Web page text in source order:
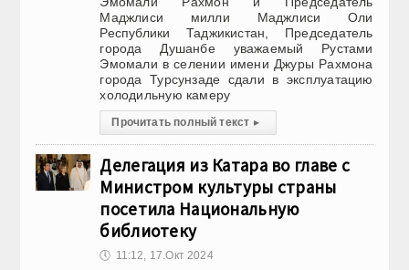
Маджлиси милли Маджлиси Оли
Республики Таджикистан, Председатель
города Душанбе уважаемый Рустами
Эмомали в селении имени Джуры Рахмона
города Турсунзаде сдали в эксплуатацию
холодильную камеру
Прочитать полный текст ▸
Делегация из Катара во главе с
Министром культуры страны
посетила Национальную
библиотеку
🕔 11:12, 17.Окт 2024